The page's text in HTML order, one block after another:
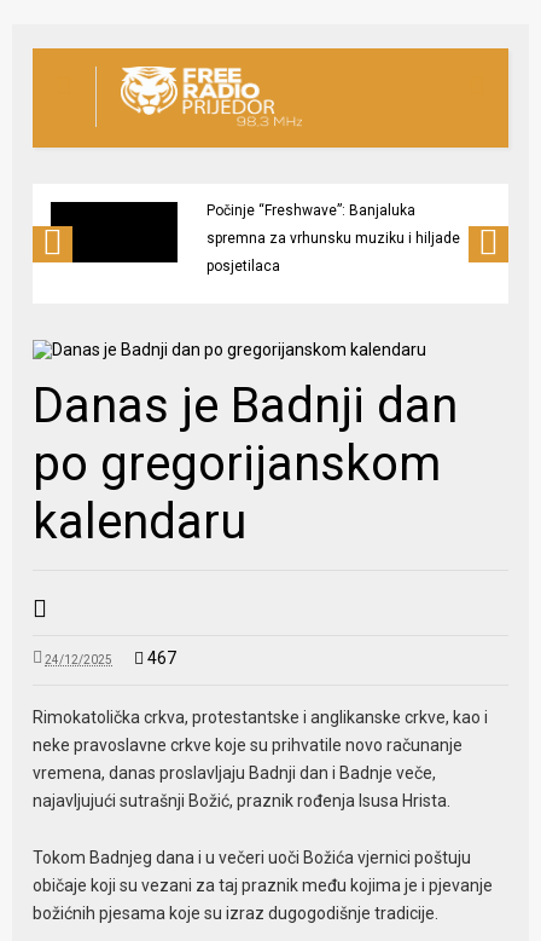
Počinje “Freshwave”: Banjaluka
spremna za vrhunsku muziku i hiljade
posjetilaca
Danas je Badnji dan
po gregorijanskom
kalendaru
24/12/2025 467
Rimokatolička crkva, protestantske i anglikanske crkve, kao i
neke pravoslavne crkve koje su prihvatile novo računanje
vremena, danas proslavljaju Badnji dan i Badnje veče,
najavljujući sutrašnji Božić, praznik rođenja Isusa Hrista.
Tokom Badnjeg dana i u večeri uoči Božića vjernici poštuju
običaje koji su vezani za taj praznik među kojima je i pjevanje
božićnih pjesama koje su izraz dugogodišnje tradicije.